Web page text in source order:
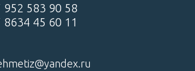
952 583 90 58
8634 45 60 11